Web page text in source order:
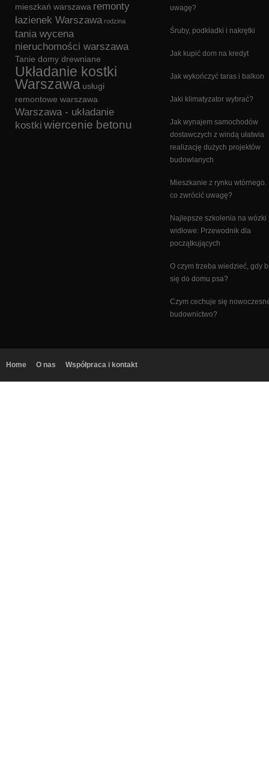
mieszkań warszawa remonty
łazienek Warszawa rodzina
tania wycena
nieruchomości warszawa
Tanie domy drewniane
Układanie kostki
Warszawa usługi
remontowe warszawa
Warszawa - układanie
kostki wiercenie betonu
uwagę?
Śruby, podkładki i nakrętki
Jak kupić dom na kredyt
Jak wykończyć taras i balkon
Jaki klimatyzator wybrać?
Jak wynajem samochodów
dostawczych z windą ułatwia
realizację dużych projektów
budowlanych
Mieszkanie z rynku wtórnego.
co zwrócić uwagę?
Najlepsze szkolenia na wózki
widłowe: Przewodnik dla
początkujących
O czym trzeba wiedzieć, gdy
się do domu psa?
Czym cechuje się
budownictwo?
Home O nas Współpraca i kontakt